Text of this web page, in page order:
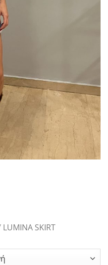
€.
LUMINA SKIRT